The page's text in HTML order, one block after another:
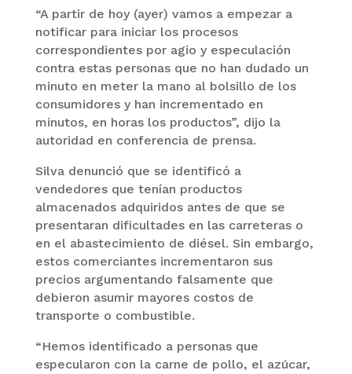
“A partir de hoy (ayer) vamos a empezar a
notificar para iniciar los procesos
correspondientes por agio y especulación
contra estas personas que no han dudado un
minuto en meter la mano al bolsillo de los
consumidores y han incrementado en
minutos, en horas los productos”, dijo la
autoridad en conferencia de prensa.
Silva denunció que se identificó a
vendedores que tenían productos
almacenados adquiridos antes de que se
presentaran dificultades en las carreteras o
en el abastecimiento de diésel. Sin embargo,
estos comerciantes incrementaron sus
precios argumentando falsamente que
debieron asumir mayores costos de
transporte o combustible.
“Hemos identificado a personas que
especularon con la carne de pollo, el azúcar,